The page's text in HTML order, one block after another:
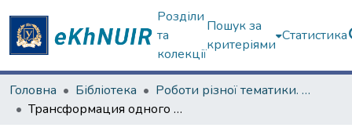
Розділи
та
колекції
Пошук за
критеріями
Статистика
Головна Бібліотека
Роботи різної тематики. ЦНБ
Трансформация одного сюжета : («Приезжий из столицы» Г. Квитки-Основьяненко, «Ревизор» Н. Гоголя и «Репутация в местечке» Ю. Коженевского)